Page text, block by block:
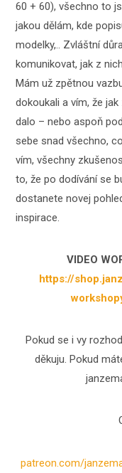
60 + 60), všechno to
jakou dělám, kde
modelky,.. Zvláštní
komunikovat, jak z
Mám už zpětnou
dokoukali a vím, že
dalo – nebo aspoň
sebe snad všechno,
vím, všechny
to, že po dodívání se
dostanete novej
inspirace.
VIDEO
https://
Pokud se i vy
děkuju. Pokud
patreon.com/